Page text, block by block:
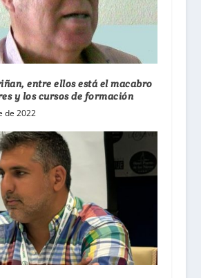
entre ellos está el macabro
y los cursos de formación
de 2022